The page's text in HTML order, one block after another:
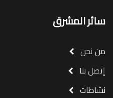
سائر المشرق
من نحن
إتصل بنا
نشاطات